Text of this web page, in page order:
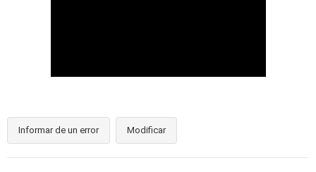
Informar de un error Modificar